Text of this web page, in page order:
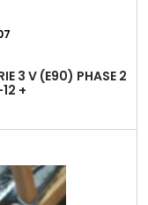
3 V (E90) PHASE 2
+